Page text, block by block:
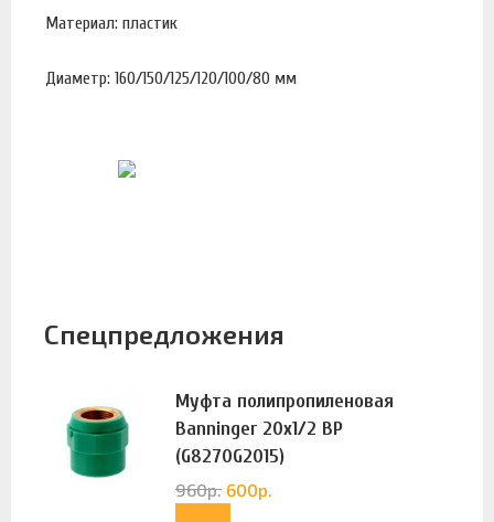
Материал: пластик
Диаметр: 160/150/125/120/100/80 мм
Спецпредложения
Муфта полипропиленовая
Banninger 20х1/2 ВР
(G8270G2015)
960р. 600р.